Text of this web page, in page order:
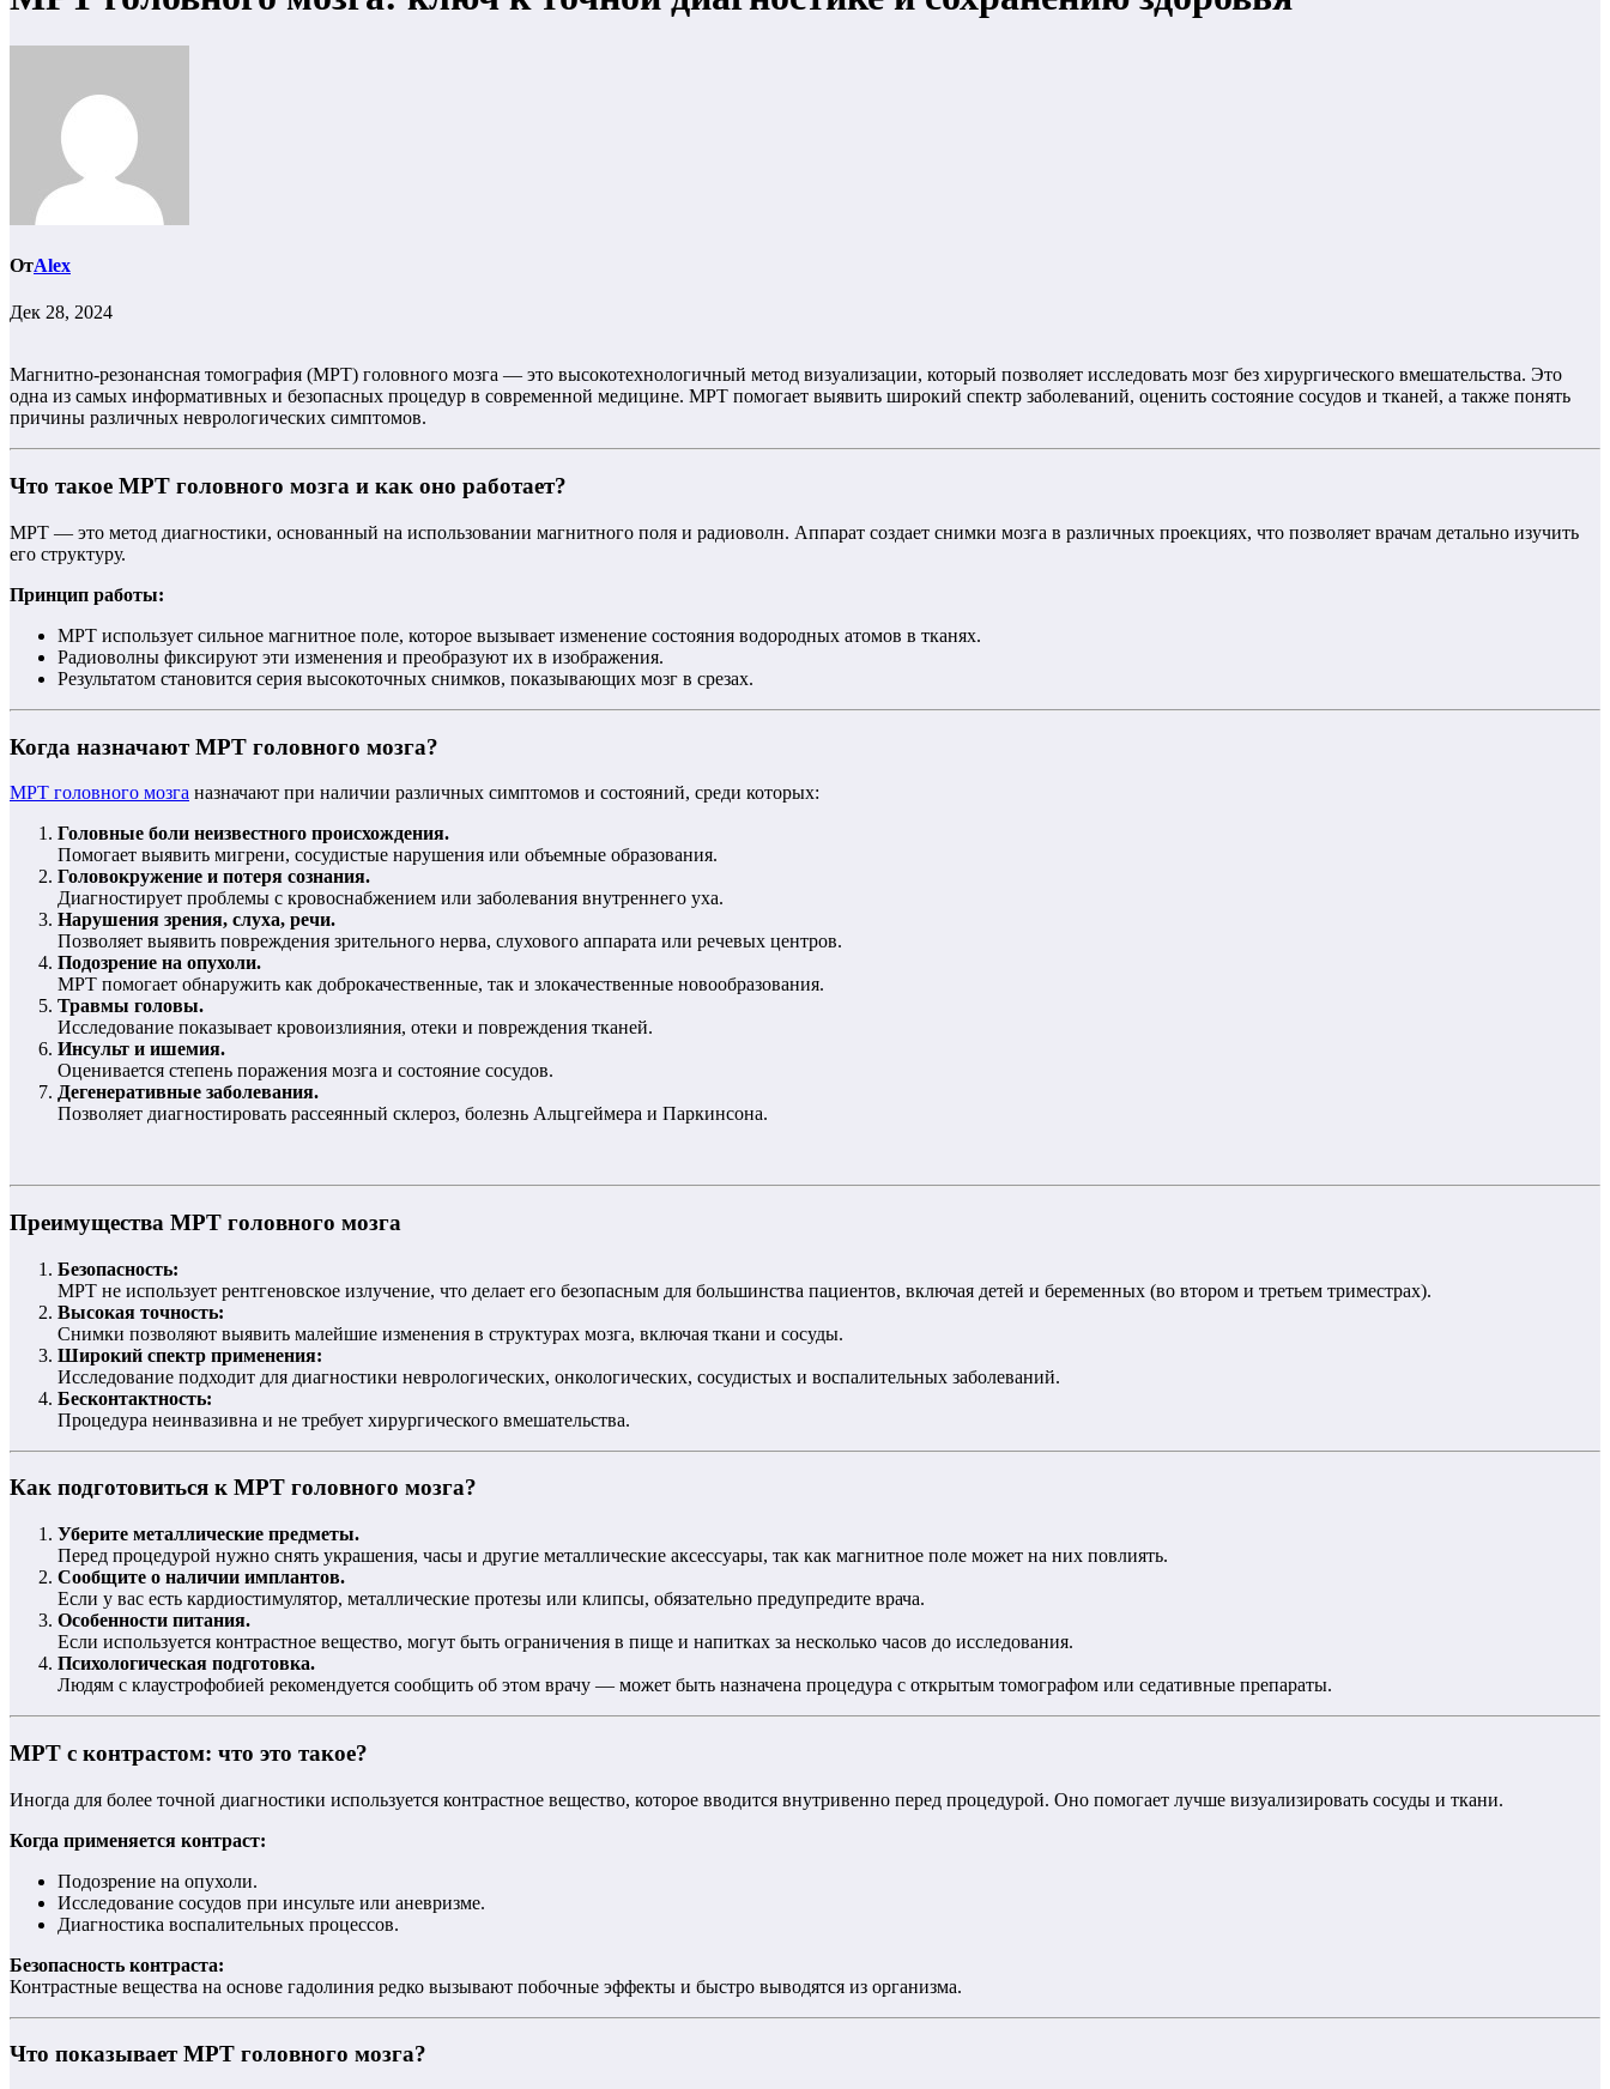
ОтAlex
Дек 28, 2024
Магнитно-резонансная томография (МРТ) головного мозга — это высокотехнологичный метод визуализации, который позволяет исследовать мозг без хирургического вмешательства. Это
одна из самых информативных и безопасных процедур в современной медицине. МРТ помогает выявить широкий спектр заболеваний, оценить состояние сосудов и тканей, а также понять
причины различных неврологических симптомов.
Что такое МРТ головного мозга и как оно работает?
МРТ — это метод диагностики, основанный на использовании магнитного поля и радиоволн. Аппарат создает снимки мозга в различных проекциях, что позволяет врачам детально изучить
его структуру.
Принцип работы:
МРТ использует сильное магнитное поле, которое вызывает изменение состояния водородных атомов в тканях.
Радиоволны фиксируют эти изменения и преобразуют их в изображения.
Результатом становится серия высокоточных снимков, показывающих мозг в срезах.
Когда назначают МРТ головного мозга?
МРТ головного мозга назначают при наличии различных симптомов и состояний, среди которых:
Головные боли неизвестного происхождения.
Помогает выявить мигрени, сосудистые нарушения или объемные образования.
Головокружение и потеря сознания.
Диагностирует проблемы с кровоснабжением или заболевания внутреннего уха.
Нарушения зрения, слуха, речи.
Позволяет выявить повреждения зрительного нерва, слухового аппарата или речевых центров.
Подозрение на опухоли.
МРТ помогает обнаружить как доброкачественные, так и злокачественные новообразования.
Травмы головы.
Исследование показывает кровоизлияния, отеки и повреждения тканей.
Инсульт и ишемия.
Оценивается степень поражения мозга и состояние сосудов.
Дегенеративные заболевания.
Позволяет диагностировать рассеянный склероз, болезнь Альцгеймера и Паркинсона.
Преимущества МРТ головного мозга
Безопасность:
МРТ не использует рентгеновское излучение, что делает его безопасным для большинства пациентов, включая детей и беременных (во втором и третьем триместрах).
Высокая точность:
Снимки позволяют выявить малейшие изменения в структурах мозга, включая ткани и сосуды.
Широкий спектр применения:
Исследование подходит для диагностики неврологических, онкологических, сосудистых и воспалительных заболеваний.
Бесконтактность:
Процедура неинвазивна и не требует хирургического вмешательства.
Как подготовиться к МРТ головного мозга?
Уберите металлические предметы.
Перед процедурой нужно снять украшения, часы и другие металлические аксессуары, так как магнитное поле может на них повлиять.
Сообщите о наличии имплантов.
Если у вас есть кардиостимулятор, металлические протезы или клипсы, обязательно предупредите врача.
Особенности питания.
Если используется контрастное вещество, могут быть ограничения в пище и напитках за несколько часов до исследования.
Психологическая подготовка.
Людям с клаустрофобией рекомендуется сообщить об этом врачу — может быть назначена процедура с открытым томографом или седативные препараты.
МРТ с контрастом: что это такое?
Иногда для более точной диагностики используется контрастное вещество, которое вводится внутривенно перед процедурой. Оно помогает лучше визуализировать сосуды и ткани.
Когда применяется контраст:
Подозрение на опухоли.
Исследование сосудов при инсульте или аневризме.
Диагностика воспалительных процессов.
Безопасность контраста:
Контрастные вещества на основе гадолиния редко вызывают побочные эффекты и быстро выводятся из организма.
Что показывает МРТ головного мозга?